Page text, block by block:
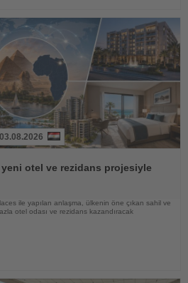
03.08.2026
yeni otel ve rezidans projesiyle
ile yapılan anlaşma, ülkenin öne çıkan sahil ve
otel odası ve rezidans kazandıracak